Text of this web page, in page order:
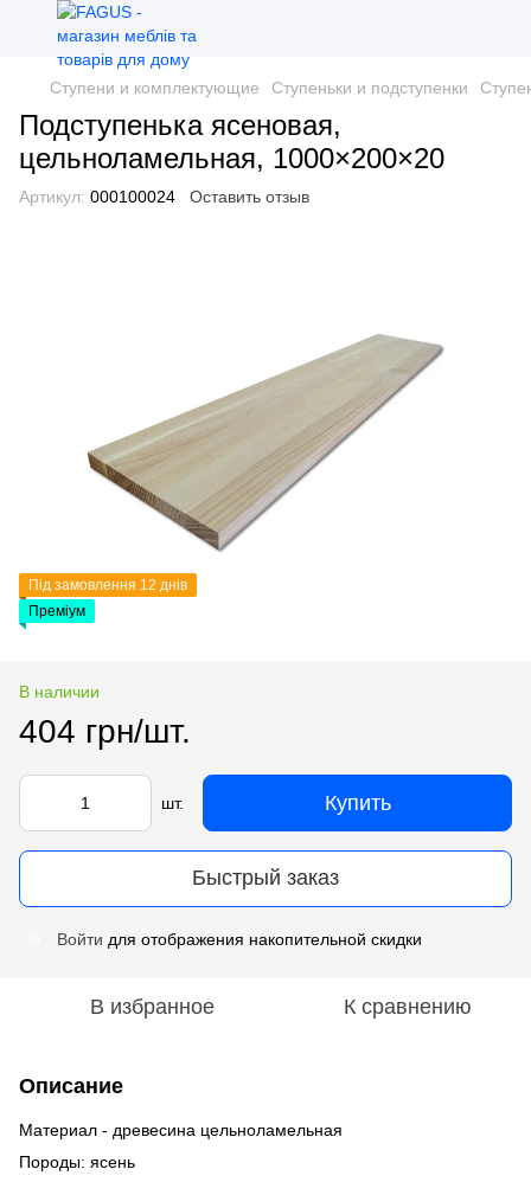
Ступени и комплектующие Ступеньки и подступенки
Подступенька ясеновая,
цельноламельная, 1000×200×20
Артикул: 000100024 Оставить отзыв
Під замовлення 12 днів
Преміум
В наличии
404 грн/шт.
шт. Купить
Быстрый заказ
Войти для отображения накопительной скидки
В избранное К сравнению
Описание
Материал - древесина цельноламельная
Породы: ясень